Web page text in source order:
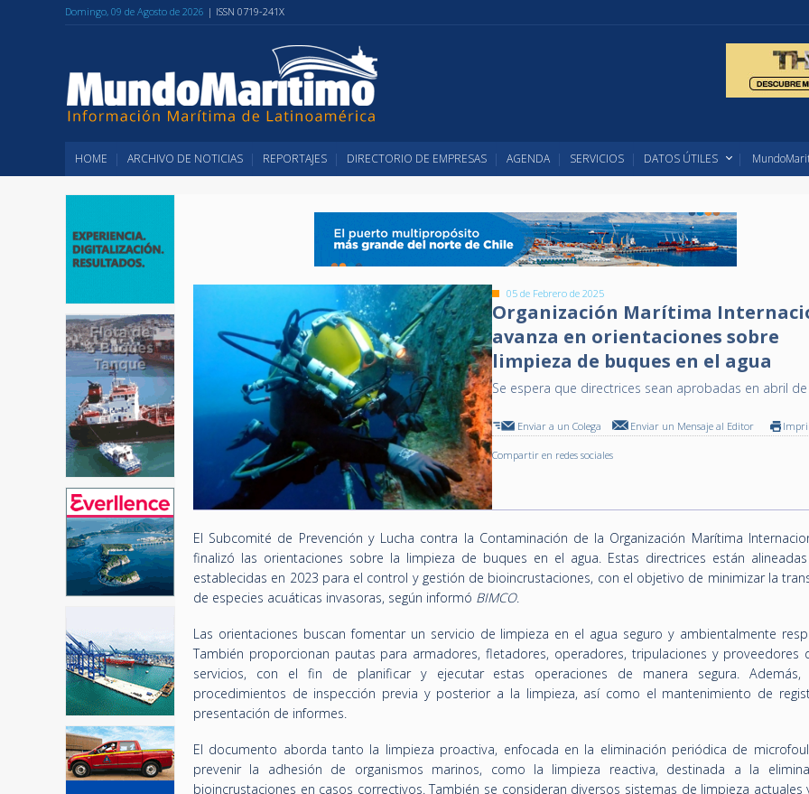
Domingo, 09 de Agosto de 2026 | ISSN 0719-241X
HOME ARCHIVO DE NOTICIAS REPORTAJES DIRECTORIO DE EMPRESAS AGENDA SERVICIOS DATOS ÚTILES
05 de Febrero de 2025
Organización Marítima
avanza en orientaciones sobre
limpieza de buques en el agua
Se espera que directrices sean aprobadas en abril
Enviar a un Colega Enviar un Mensaje al Editor
Compartir en redes sociales
El Subcomité de Prevención y Lucha contra la Contaminación de la Organización Marítima
finalizó las orientaciones sobre la limpieza de buques en el agua. Estas directrices están
establecidas en 2023 para el control y gestión de bioincrustaciones, con el objetivo de minimizar la
de especies acuáticas invasoras, según informó BIMCO.
Las orientaciones buscan fomentar un servicio de limpieza en el agua seguro y ambientalmente
También proporcionan pautas para armadores, fletadores, operadores, tripulaciones y proveedores
servicios, con el fin de planificar y ejecutar estas operaciones de manera segura. Además,
procedimientos de inspección previa y posterior a la limpieza, así como el mantenimiento de
presentación de informes.
El documento aborda tanto la limpieza proactiva, enfocada en la eliminación periódica de
prevenir la adhesión de organismos marinos, como la limpieza reactiva, destinada a la
bioincrustaciones en casos correctivos. También se consideran diversos sistemas de limpieza actuales